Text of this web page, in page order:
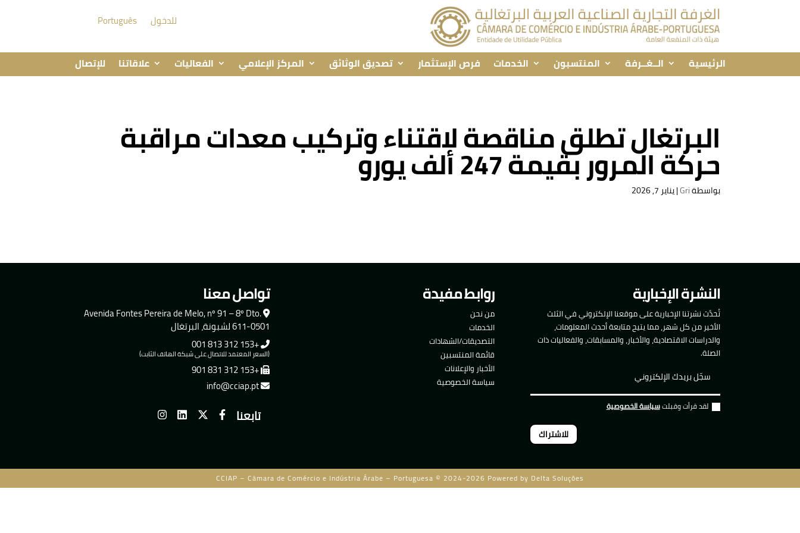
للدخول Português
الرئيسية الــغــرفة المنتسبون الخدمات فرص الإستثمار تصديق الوثائق المركز الإعلامي الفعاليات علاقاتنا للإتصال
البرتغال تطلق مناقصة لاقتناء وتركيب معدات مراقبة
حركة المرور بقيمة 247 ألف يورو
بواسطةGri
|يناير 7, 2026
تواصل معنا
Avenida Fontes Pereira de Melo, nº 91 – 8º Dto.
611-0501 لشبونة، البرتغال
+153 312 813 001
(السعر المعتمد للاتصال على شبكة الهاتف الثابت)
+153 312 831 901
info@cciap.pt
تابعنا
روابط مفيدة
من نحن
الخدمات
التصديقات/الشهادات
قائمة المنتسبين
الأخبار والإعلانات
سياسة الخصوصية
النشرة الإخبارية
تُحدَّث نشرتنا الإخبارية على موقعنا الإلكتروني في الثلث
الأخير من كل شهر، مما يتيح متابعة أحدث المعلومات،
والدراسات الاقتصادية، والأخبار، والمسابقات، والفعاليات ذات
الصلة.
لقد قرأت وقبلتسياسة الخصوصية
للاشتراك
CCIAP – Câmara de Comércio e Indústria Árabe – Portuguesa © 2024-2026 Powered by Delta Soluções